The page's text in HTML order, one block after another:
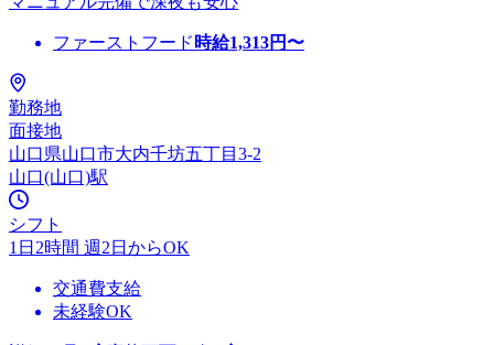
ファーストフード 時給1,313円〜
勤務地
面接地
山口県山口市大内千坊五丁目3-2
山口(山口)駅
シフト
1日2時間 週2日からOK
交通費支給
未経験OK